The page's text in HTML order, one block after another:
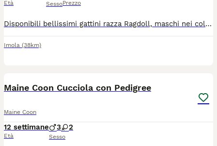
Età SessoPrezzo
Disponibili bellissimi gattini razza Ragdoll, maschi nei colore blue lynx bicolor, blue mitted e blue bicolor, tre mesi compiuti, pronti per andare in una nuova casa. Carattere dolce, equilibrato e socievole, tipico della razza. I cuccioli sono completi di Pedigree ministeriale AGI-WCF, Microchip, doppio vaccino, sverminazioni, libretto sanitario e passaggio di proprietà. Ci troviamo ad Imola (BO) Per informazioni, foto, disponibilità o per fissare una visita: WhatsApp 3356236300
Imola (38km)
Maine Coon Cucciola con Pedigree
Maine Coon
12 settimane
Età
3 2
Sesso